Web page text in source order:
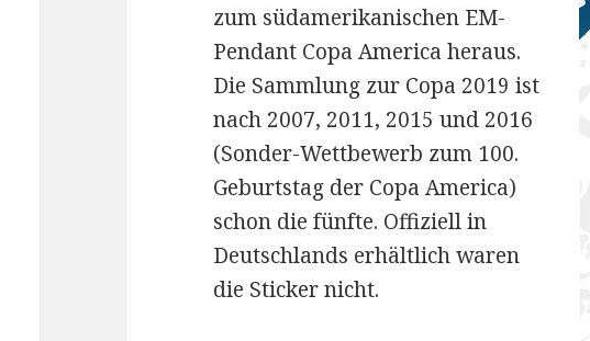
zum südamerikanischen EM-
Pendant Copa America heraus.
Die Sammlung zur Copa 2019 ist
nach 2007, 2011, 2015 und 2016
(Sonder-Wettbewerb zum 100.
Geburtstag der Copa America)
schon die fünfte. Offiziell in
Deutschlands erhältlich waren
die Sticker nicht.